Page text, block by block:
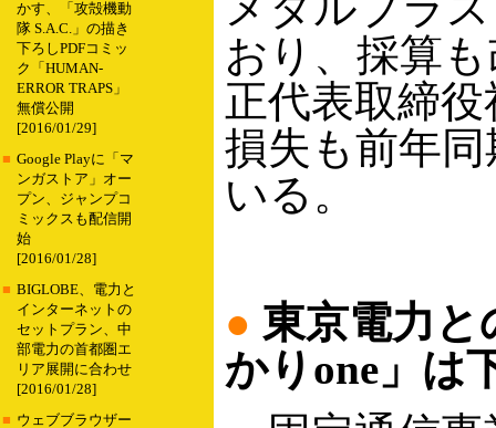
かす、「攻殻機動
隊 S.A.C.」の描き
下ろしPDFコミッ
ク「HUMAN-
ERROR TRAPS」
無償公開
[2016/01/29]
■ Google Playに「マ
ンガストア」オー
プン、ジャンプコ
ミックスも配信開
始
[2016/01/28]
■ BIGLOBE、電力と
インターネットの
セットプラン、中
部電力の首都圏エ
リア展開に合わせ
[2016/01/28]
■ ウェブブラウザー
おり、採算
正代表取締
損失も前年
いる。
● 東京電力
かりone」は